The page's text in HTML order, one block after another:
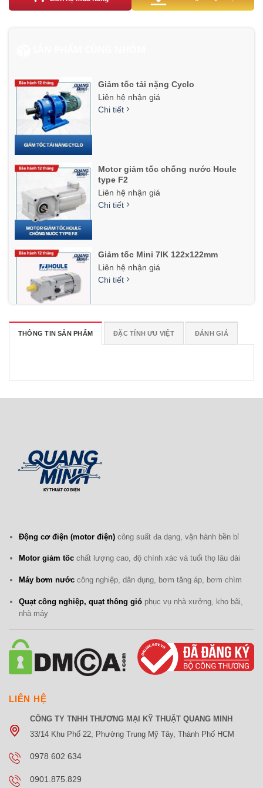
Giảm tốc tải nặng Cyclo
Liên hệ nhận giá
Chi tiết
Motor giảm tốc chống nước Houle
type F2
Liên hệ nhận giá
Chi tiết
Giảm tốc Mini 7IK 122x122mm
Liên hệ nhận giá
Chi tiết
Motor lò quay, lò nướng
THÔNG TIN SẢN PHẨM ĐẶC TÍNH ƯU VIỆT ĐÁNH GIÁ
Động cơ điện (motor điện)công suất đa dạng, vận hành bền bỉ
Motor giảm tốcchất lượng cao, độ chính xác và tuổi thọ lâu dài
Máy bơm nướccông nghiệp, dân dụng, bơm tăng áp, bơm chìm
Quạt công nghiệp, quạt thông gióphục vụ nhà xưởng, kho bãi,
nhà máy
LIÊN HỆ
CÔNG TY TNHH THƯƠNG MẠI KỸ THUẬT QUANG MINH
33/14 Khu Phố 22, Phường Trung Mỹ Tây, Thành Phố HCM
0978 602 634
0901.875.829